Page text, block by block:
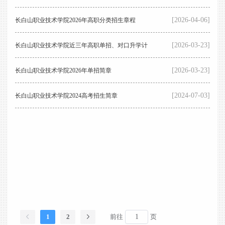
长白山职业技术学院2026年高职分类招生章程 [2026-04-06]
长白山职业技术学院近三年高职单招、对口升学计
划及录取分数
[2026-03-23]
长白山职业技术学院2026年单招简章 [2026-03-23]
长白山职业技术学院2024高考招生简章 [2024-07-03]
1 2 前往 页